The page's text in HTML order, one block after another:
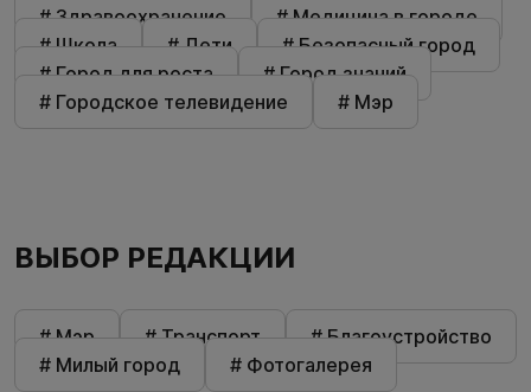
# Здравоохранение
# Медицина в городе
# Школа
# Дети
# Безопасный город
# Город для роста
# Город знаний
# Городское телевидение
# Мэр
ВЫБОР РЕДАКЦИИ
# Мэр # Транспорт
# Благоустройство
# Милый город
# Фотогалерея